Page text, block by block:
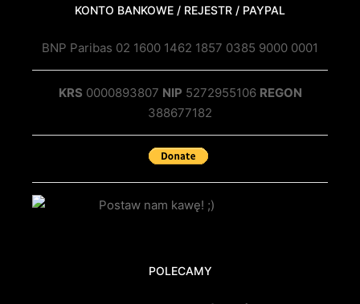
KONTO BANKOWE / REJESTR / PAYPAL
BNP Paribas 02 1600 1462 1857 0385 9000 0001
KRS 0000893807 NIP 5272955106 REGON
388677182
POLECAMY